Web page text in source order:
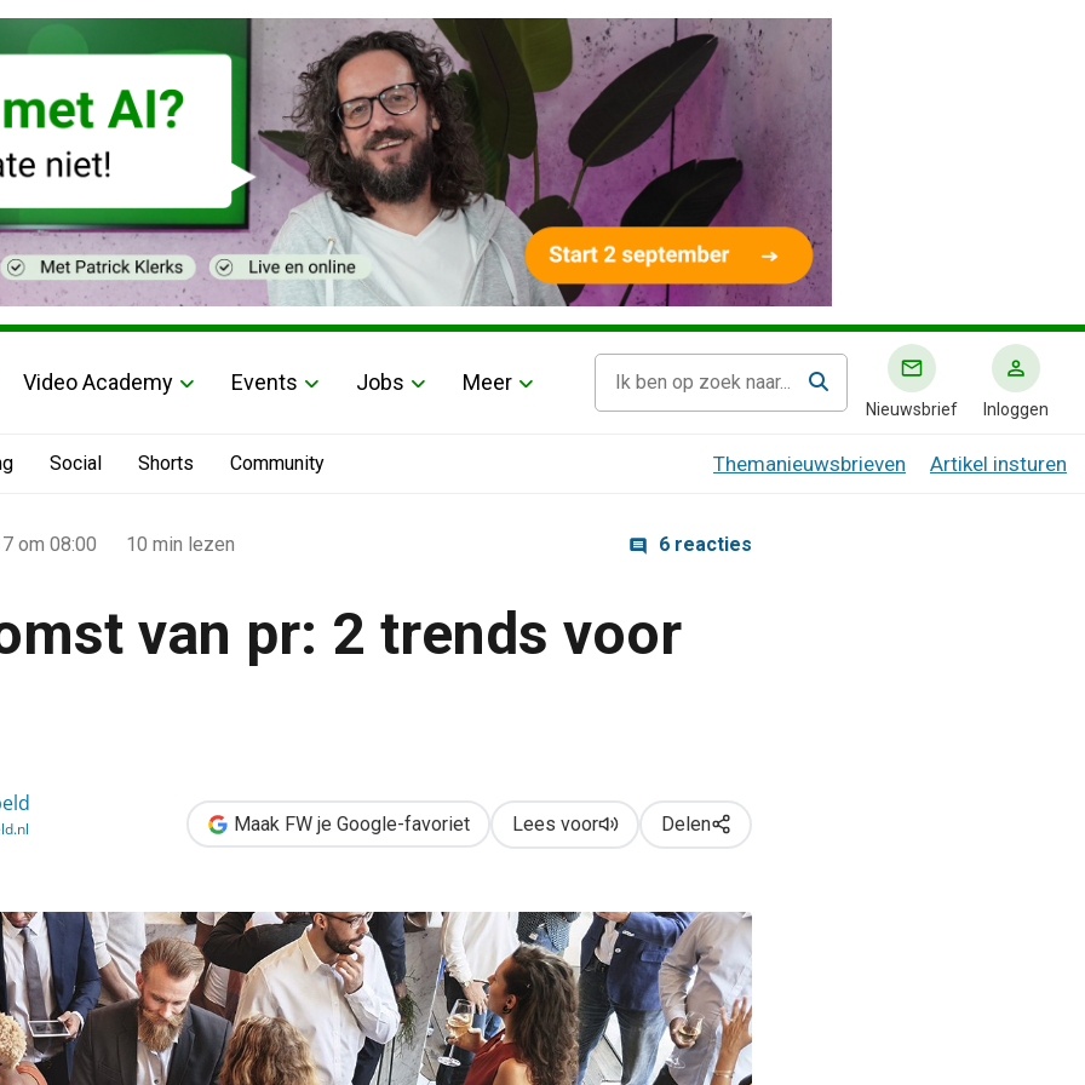
Video Academy Events Jobs Meer
Nieuwsbrief Inloggen
Social Shorts Community Themanieuwsbrieven Artikel insturen
om 08:00 10 min lezen 6 reacties
van pr: 2 trends voor
Maak FW je Google-favoriet Lees voor Delen